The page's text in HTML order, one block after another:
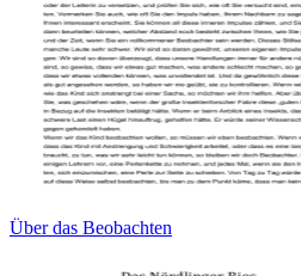
Über das Beobachten